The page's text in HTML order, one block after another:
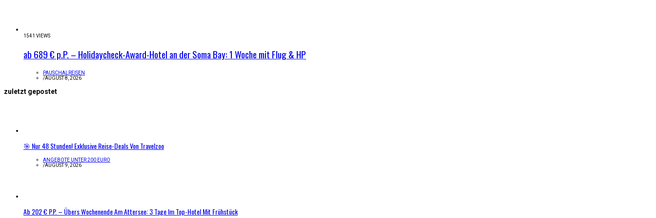
1541 VIEWS
ab 689 € p.P. – Holidaycheck-Award-Hotel an der Soma Bay: 1 Woche mit Flug & HP
PAUSCHALREISEN
/AUGUST 8, 2026
zuletzt gepostet
🎯 Nur 48 Stunden! Exklusive Reise-Deals Von Travelzoo
ANGEBOTE UNTER 200 EURO
/AUGUST 9, 2026
Ab 202 € P.P. – Übers Wochenende Am Attersee: 3 Tage Im Top-Hotel Mit Frühstück